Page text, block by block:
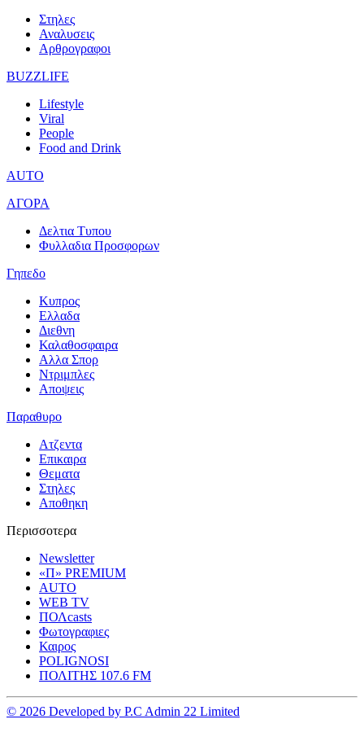
Στηλες
Αναλυσεις
Αρθρογραφοι
BUZZLIFE
Lifestyle
Viral
People
Food and Drink
AUTO
ΑΓΟΡΑ
Δελτια Τυπου
Φυλλαδια Προσφορων
Γηπεδο
Κυπρος
Ελλαδα
Διεθνη
Καλαθοσφαιρα
Αλλα Σπορ
Ντριμπλες
Αποψεις
Παραθυρο
Ατζεντα
Επικαιρα
Θεματα
Στηλες
Αποθηκη
Περισσοτερα
Newsletter
«Π» PREMIUM
AUTO
WEB TV
ΠΟΛcasts
Φωτογραφιες
Καιρος
POLIGNOSI
ΠΟΛΙΤΗΣ 107.6 FM
© 2026 Developed by P.C Admin 22 Limited